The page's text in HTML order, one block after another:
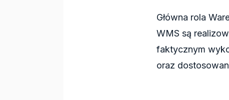
Główna rola
WMS są
faktycznym
oraz